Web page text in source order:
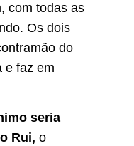
com todas as
Os dois
do
e faz em
seria
Rui, o